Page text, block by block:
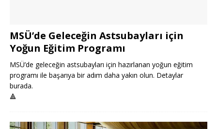
MSÜ’de Geleceğin Astsubayları için
Yoğun Eğitim Programı
MSÜ’de geleceğin astsubayları için hazırlanan yoğun eğitim
programı ile başarıya bir adım daha yakın olun. Detaylar
burada.
🔺